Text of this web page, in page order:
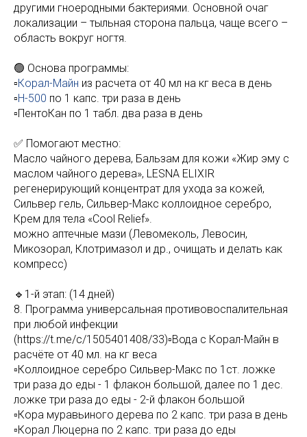
другими гноеродными бактериями. Основной очаг
локализации – тыльная сторона пальца, чаще всего –
область вокруг ногтя.
🟢 Основа программы:
▫️Корал-Майн из расчета от 40 мл на кг веса в день
▫️Н-500 по 1 капс. три раза в день
▫️ПентоКан по 1 табл. два раза в день
✅ Помогают местно:
Масло чайного дерева, Бальзам для кожи «Жир эму с
маслом чайного дерева», LESNA ELIXIR
регенерирующий концентрат для ухода за кожей,
Сильвер гель, Сильвер-Макс коллоидное серебро,
Крем для тела «Cool Relief».
можно аптечные мази (Левомеколь, Левосин,
Микозорал, Клотримазол и др., очищать и делать как
компресс)
🔹1-й этап: (14 дней)
8. Программа универсальная противовоспалительная
при любой инфекции
(https://t.me/c/1505401408/33)▫️Вода с Корал-Майн в
расчёте от 40 мл. на кг веса
▫️Коллоидное серебро Сильвер-Макс по 1ст. ложке
три раза до еды - 1 флакон большой, далее по 1 дес.
ложке три раза до еды - 2-й флакон большой
▫️Кора муравьиного дерева по 2 капс. три раза в день
▫️Корал Люцерна по 2 капс. три раза до еды